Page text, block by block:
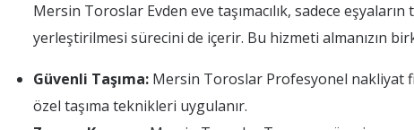
Mersin Toroslar Evden eve taşımacılık, sadece
yerleştirilmesi sürecini de içerir. Bu hizmeti almanızın
Güvenli Taşıma: Mersin Toroslar Profesyonel nakliyat
özel taşıma teknikleri uygulanır.